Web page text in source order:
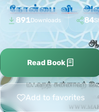
891Downloads 84
Read Book
Add to favorites